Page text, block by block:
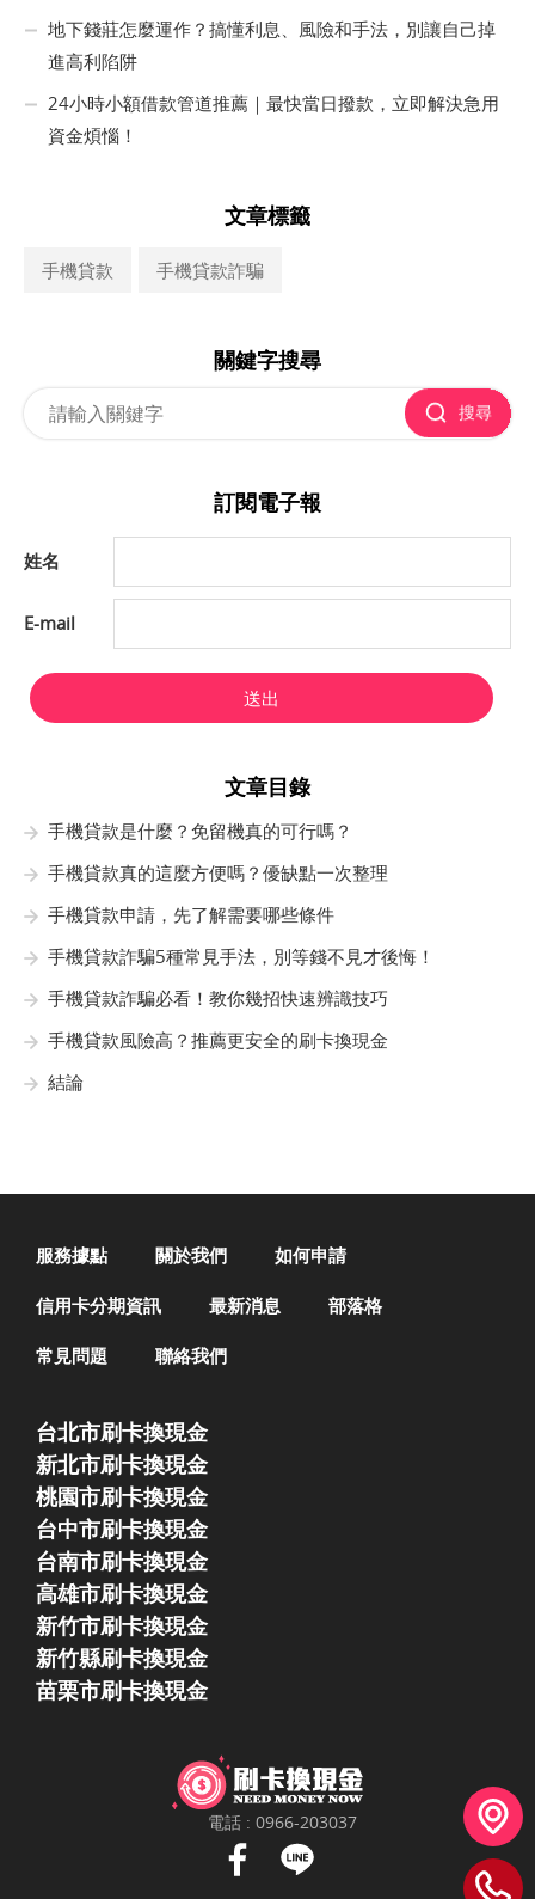
地下錢莊怎麼運作？搞懂利息、風險和手法，別讓自己掉
進高利陷阱
24小時小額借款管道推薦｜最快當日撥款，立即解決急用
資金煩惱！
文章標籤
手機貸款 手機貸款詐騙
關鍵字搜尋
搜尋
訂閱電子報
姓名
E-mail
送出
文章目錄
手機貸款是什麼？免留機真的可行嗎？
手機貸款真的這麼方便嗎？優缺點一次整理
手機貸款申請，先了解需要哪些條件
手機貸款詐騙5種常見手法，別等錢不見才後悔！
手機貸款詐騙必看！教你幾招快速辨識技巧
手機貸款風險高？推薦更安全的刷卡換現金
結論
服務據點 關於我們 如何申請
信用卡分期資訊 最新消息 部落格
常見問題 聯絡我們
台北市刷卡換現金
新北市刷卡換現金
桃園市刷卡換現金
台中市刷卡換現金
台南市刷卡換現金
高雄市刷卡換現金
新竹市刷卡換現金
新竹縣刷卡換現金
苗栗市刷卡換現金
電話 : 0966-203037